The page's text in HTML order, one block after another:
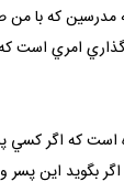
مدرسين که با
امري است
است که اگر
بگويد اين پسر